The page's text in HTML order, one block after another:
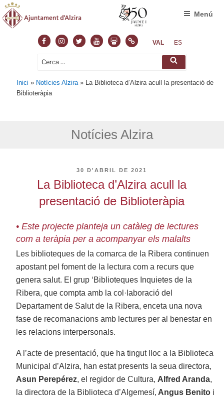
FacebookInstagram
TwitterYoutubeSlideshare
NormasVAL ES
Cerca: Cerca
Menú
Inici » Notícies Alzira » La Biblioteca d’Alzira acull la presentació de
Biblioteràpia
Notícies Alzira
PUBLICAT
30 D'ABRIL DE 2021
La Biblioteca d’Alzira acull la
presentació de Biblioteràpia
• Este projecte planteja un catàleg de lectures
com a teràpia per a acompanyar els malalts
Les biblioteques de la comarca de la Ribera continuen
apostant pel foment de la lectura com a recurs que
genera salut. El grup ‘Biblioteques Inquietes de la
Ribera, que compta amb la col·laboració del
Departament de Salut de la Ribera, enceta una nova
fase de recomanacions amb lectures per al benestar en
les relacions interpersonals.
A l’acte de presentació, que ha tingut lloc a la Biblioteca
Municipal d’Alzira, han estat presents la seua directora,
Asun Perepérez, el regidor de Cultura, Alfred Aranda,
la directora de la Biblioteca d’Algemesí, Angus Benito i